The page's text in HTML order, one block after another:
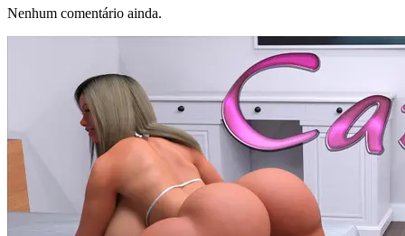
Nenhum comentário ainda.